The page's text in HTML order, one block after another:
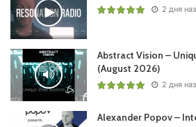
2 дня
Abstract Vision –
(August 2026)
2 дня
Alexander Popov –